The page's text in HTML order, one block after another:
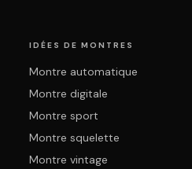
IDÉES DE MONTRES
Montre automatique
Montre digitale
Montre sport
Montre squelette
Montre vintage